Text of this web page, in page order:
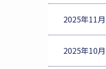
2025年11月
2025年10月